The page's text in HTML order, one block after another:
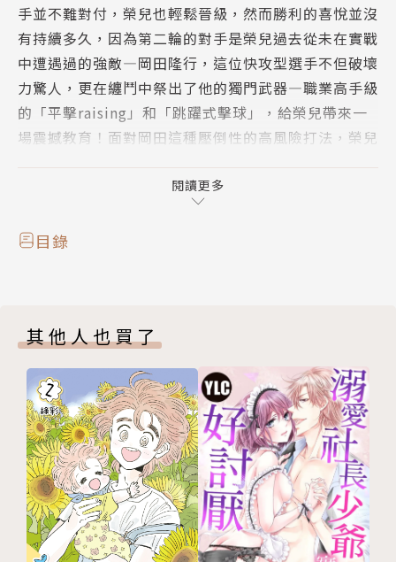
手並不難對付，榮兒也輕鬆晉級，然而勝利的喜悅並沒
有持續多久，因為第二輪的對手是榮兒過去從未在實戰
中遭遇過的強敵―岡田隆行，這位快攻型選手不但破壞
力驚人，更在纏鬥中祭出了他的獨門武器―職業高手級
的「平擊raising」和「跳躍式擊球」，給榮兒帶來一
場震撼教育！面對岡田這種壓倒性的高風險打法，榮兒
閱讀更多
目錄
其他人也買了